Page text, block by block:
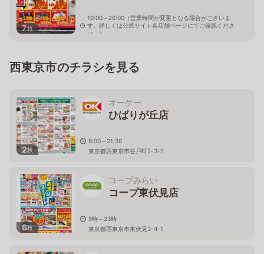
7枚
10:00～20:00（営業時間が変更となる場合がございま
す。詳しくは公式サイト各店舗ページにてご確認くださ
い。）
西東京市のチラシを見る
2枚
オーケー
ひばりが丘店
9:00～21:30
東京都西東京市谷戸町2-3-7
6枚
コープみらい
コープ東伏見店
9時～23時
東京都西東京市東伏見3-4-1